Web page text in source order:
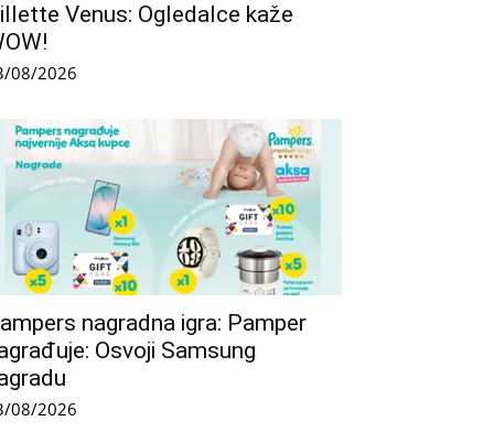
Venus: Ogledalce kaže
08/2026
nagradna igra: Pamper
Osvoji Samsung
08/2026